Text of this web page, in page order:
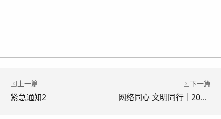
上一篇
紧急通知2
下一篇
网络同心 文明同行｜2024年网络文明周来啦！